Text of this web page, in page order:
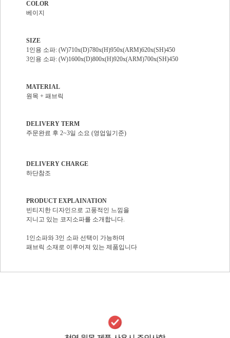
COLOR
베이지
SIZE
1인용 소파: (W)710x(D)780x(H)950x(ARM)620x(SH)450
3인용 소파: (W)1600x(D)800x(H)920x(ARM)700x(SH)450
MATERIAL
원목 + 패브릭
DELIVERY TERM
주문완료 후 2~3일 소요 (영업일기준)
DELIVERY CHARGE
하단참조
PRODUCT EXPLAINATION
빈티지한 디자인으로 고풍적인 느낌을
지니고 있는 코지소파를 소개합니다.
1인소파와 3인 소파 선택이 가능하며
패브릭 소재로 이루어져 있는 제품입니다